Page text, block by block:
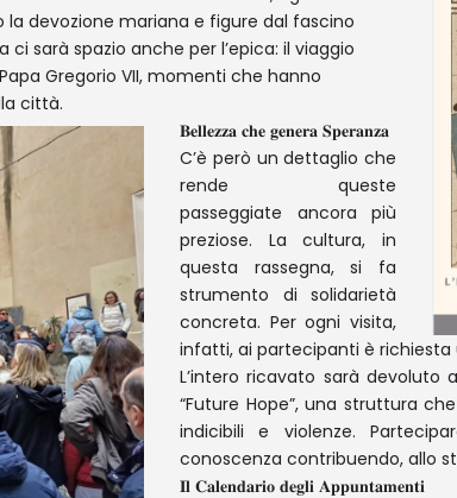
la devozione mariana e figure dal fascino
sarà spazio anche per l’epica: il viaggio
Gregorio VII, momenti che hanno
città.
𝐁𝐞𝐥𝐥𝐞𝐳𝐳𝐚 𝐜𝐡𝐞 𝐠𝐞𝐧𝐞𝐫𝐚 𝐒𝐩𝐞𝐫𝐚𝐧𝐳𝐚
C’è però un dettaglio che
rende queste
passeggiate ancora più
preziose. La cultura, in
questa rassegna, si fa
strumento di solidarietà
concreta. Per ogni visita,
infatti, ai partecipanti è richiesta
L’intero ricavato sarà devoluto
“Future Hope”, una struttura
indicibili e violenze.
conoscenza contribuendo, allo
𝐈𝐥 𝐂𝐚𝐥𝐞𝐧𝐝𝐚𝐫𝐢𝐨 𝐝𝐞𝐠𝐥𝐢 𝐀𝐩𝐩𝐮𝐧𝐭𝐚𝐦𝐞𝐧𝐭𝐢